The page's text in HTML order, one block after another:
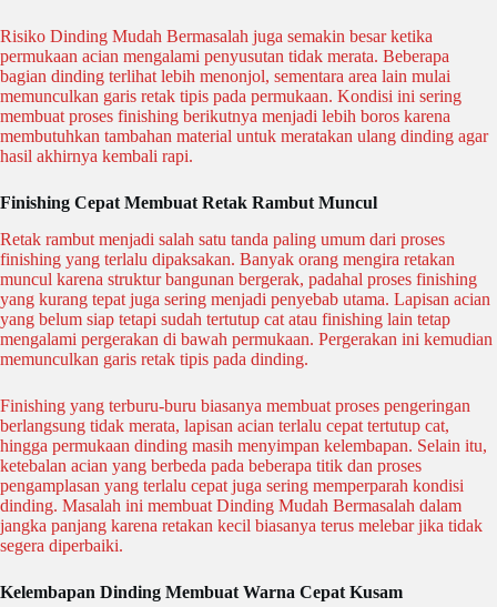
Risiko Dinding Mudah Bermasalah juga semakin besar ketika
permukaan acian mengalami penyusutan tidak merata. Beberapa
bagian dinding terlihat lebih menonjol, sementara area lain mulai
memunculkan garis retak tipis pada permukaan. Kondisi ini sering
membuat proses finishing berikutnya menjadi lebih boros karena
membutuhkan tambahan material untuk meratakan ulang dinding agar
hasil akhirnya kembali rapi.
Finishing Cepat Membuat Retak Rambut Muncul
Retak rambut menjadi salah satu tanda paling umum dari proses
finishing yang terlalu dipaksakan. Banyak orang mengira retakan
muncul karena struktur bangunan bergerak, padahal proses finishing
yang kurang tepat juga sering menjadi penyebab utama. Lapisan acian
yang belum siap tetapi sudah tertutup cat atau finishing lain tetap
mengalami pergerakan di bawah permukaan. Pergerakan ini kemudian
memunculkan garis retak tipis pada dinding.
Finishing yang terburu-buru biasanya membuat proses pengeringan
berlangsung tidak merata, lapisan acian terlalu cepat tertutup cat,
hingga permukaan dinding masih menyimpan kelembapan. Selain itu,
ketebalan acian yang berbeda pada beberapa titik dan proses
pengamplasan yang terlalu cepat juga sering memperparah kondisi
dinding. Masalah ini membuat Dinding Mudah Bermasalah dalam
jangka panjang karena retakan kecil biasanya terus melebar jika tidak
segera diperbaiki.
Kelembapan Dinding Membuat Warna Cepat Kusam